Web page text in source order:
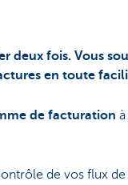
deux fois. Vous
en toute
de facturation à
de vos flux